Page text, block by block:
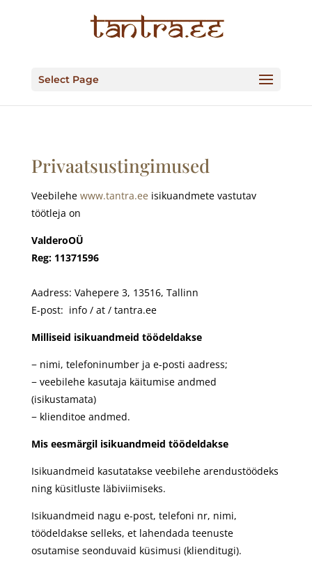
Select Page
Privaatsustingimused
Veebilehe www.tantra.ee isikuandmete vastutav
töötleja on
ValderoOÜ
Reg:11371596
Aadress: Vahepere 3, 13516, Tallinn
E-post: info / at / tantra.ee
Milliseid isikuandmeid töödeldakse
− nimi, telefoninumber ja e-posti aadress;
− veebilehe kasutaja käitumise andmed
(isikustamata)
− klienditoe andmed.
Mis eesmärgil isikuandmeid töödeldakse
Isikuandmeid kasutatakse veebilehe arendustöödeks
ning küsitluste läbiviimiseks.
Isikuandmeid nagu e-post, telefoni nr, nimi,
töödeldakse selleks, et lahendada teenuste
osutamise seonduvaid küsimusi (klienditugi).